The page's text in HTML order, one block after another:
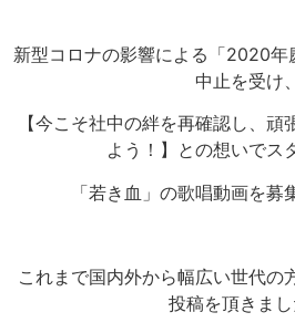
新型コロナの影響による「2020
中止を受け、
【今こそ社中の絆を再確認し、
よう！】との想いでス
「若き血」の歌唱動画を募
これまで国内外から幅広い世代の
投稿を頂きまし